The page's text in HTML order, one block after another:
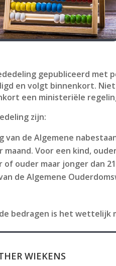
gepubliceerd met
en volgt binnenkort.
een ministeriële
zijn:
de Algemene
Voor een kind,
of ouder maar jonger dan
de Algemene
bedragen is het wettelijk
WIEKENS